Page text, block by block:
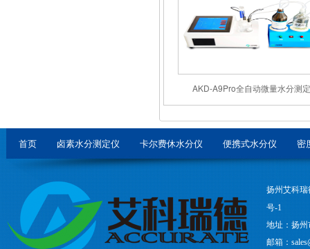
AKD-A9Pro全自动微量水分测
首页 卤素水分测定仪 卡尔费休水分仪 便携式水分仪 密
扬州艾科
号-1
地址：扬
邮箱：